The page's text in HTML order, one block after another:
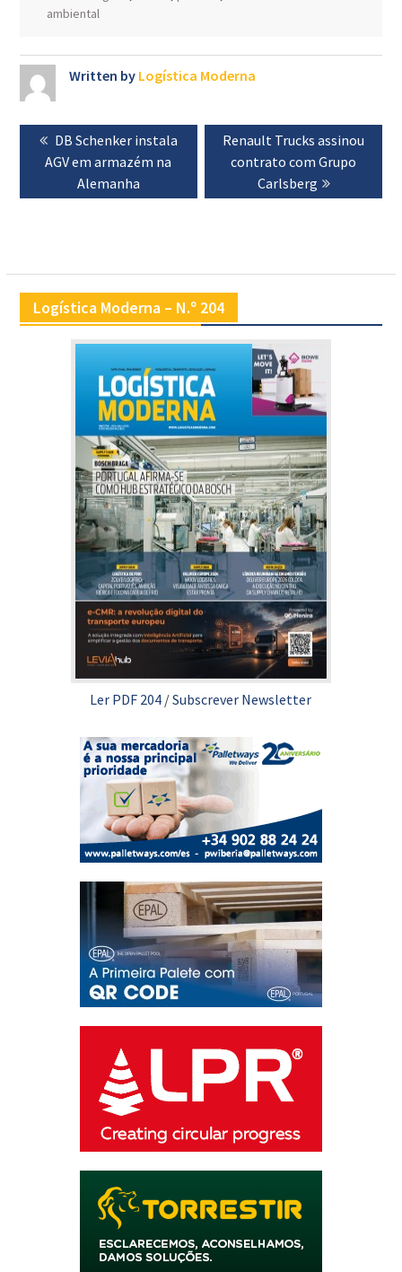
ambiental
Written by Logística Moderna
Navegação
artigos
Previous
post:
DB Schenker instala
AGV em armazém na
Alemanha
Next
post:
Renault Trucks assinou
contrato com Grupo
Carlsberg
Logística Moderna – N.º 204
Ler PDF 204 /Subscrever Newsletter